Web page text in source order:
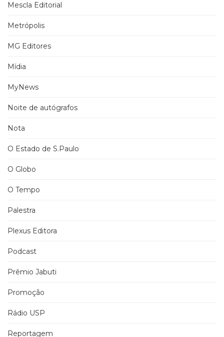
Mescla Editorial
Metrópolis
MG Editores
Mídia
MyNews
Noite de autógrafos
Nota
O Estado de S.Paulo
O Globo
O Tempo
Palestra
Plexus Editora
Podcast
Prêmio Jabuti
Promoção
Rádio USP
Reportagem